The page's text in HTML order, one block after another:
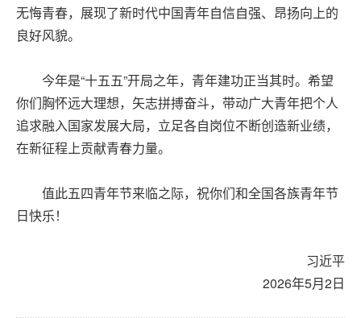
无悔青春，展现了新时代中国青年自信自强、昂扬向上的
良好风貌。
今年是“十五五”开局之年，青年建功正当其时。希望
你们胸怀远大理想，矢志拼搏奋斗，带动广大青年把个人
追求融入国家发展大局，立足各自岗位不断创造新业绩，
在新征程上贡献青春力量。
值此五四青年节来临之际，祝你们和全国各族青年节
日快乐！
习近平
2026年5月2日